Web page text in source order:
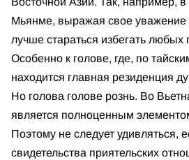
Мьянме, выражая свое уважение
лучше стараться избегать любых
Особенно к голове, где, по
находится главная резиденция
Но голова голове рознь. Во
является полноценным
Поэтому не следует удивляться,
свидетельства приятельских